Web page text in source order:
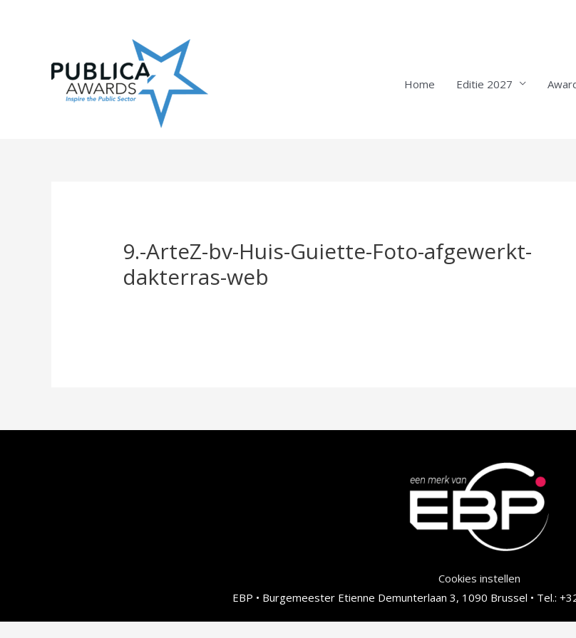
Home Editie 2027
9.-ArteZ-bv-Huis-Guiette-Foto-afgewerkt-
dakterras-web
Cookies instellen
EBP • Burgemeester Etienne Demunterlaan 3, 1090 Brussel • Tel.: